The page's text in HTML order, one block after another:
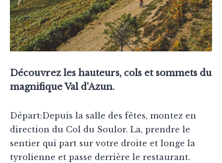
Découvrez les hauteurs, cols et sommets du
magnifique Val d'Azun.
Départ:Depuis la salle des fêtes, montez en
direction du Col du Soulor. La, prendre le
sentier qui part sur votre droite et longe la
tyrolienne et passe derrière le restaurant.